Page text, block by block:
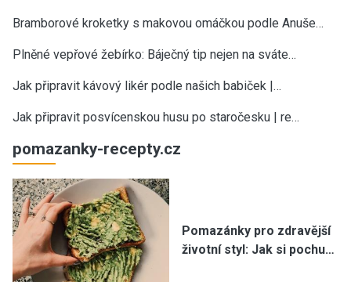
Bramborové kroketky s makovou omáčkou podle Anuše…
Plněné vepřové žebírko: Báječný tip nejen na sváte…
Jak připravit kávový likér podle našich babiček |…
Jak připravit posvícenskou husu po staročesku | re…
pomazanky-recepty.cz
Pomazánky pro zdravější
životní styl: Jak si pochu…